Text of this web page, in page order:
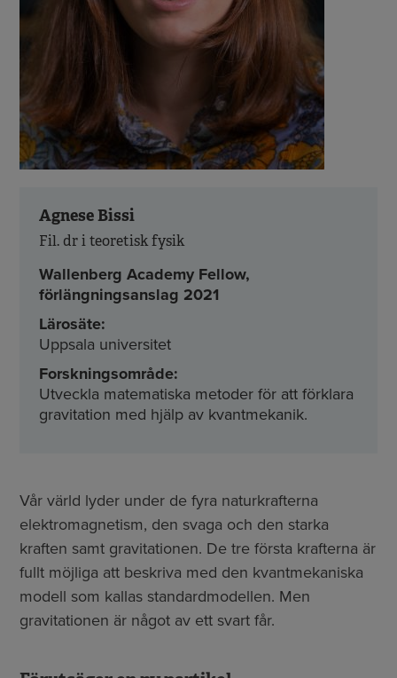
Agnese Bissi
Fil. dr i teoretisk fysik
Wallenberg Academy Fellow,
förlängningsanslag 2021
Lärosäte:
Uppsala universitet
Forskningsområde:
Utveckla matematiska metoder för att förklara
gravitation med hjälp av kvantmekanik.
Vår värld lyder under de fyra naturkrafterna
elektromagnetism, den svaga och den starka
kraften samt gravitationen. De tre första krafterna är
fullt möjliga att beskriva med ​​den kvantmekaniska
modell som kallas standardmodellen. Men
gravitationen är något av ett svart får.